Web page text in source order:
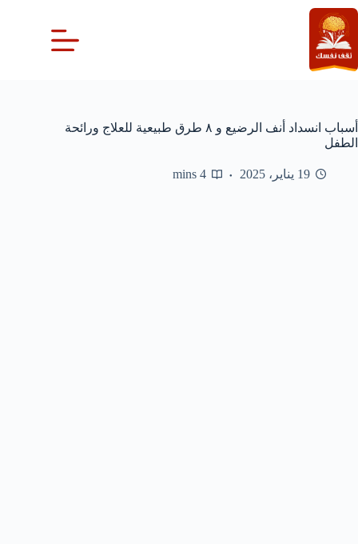
التجاوز
إلى
المحتوى
أسباب انسداد أنف الرضيع و ٨ طرق طبيعية للعلاج ورائحة
الطفل
19 يناير، 2025 4 mins